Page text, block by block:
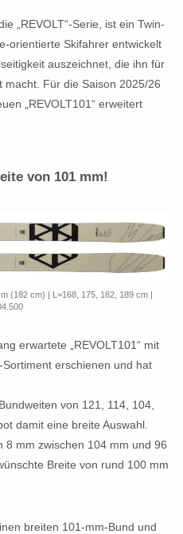
„REVOLT“-Serie, ist ein Twin-
orientierte Skifahrer entwickelt
auszeichnet, die ihn für
Für die Saison 2025/26
„REVOLT101“ erweitert
von 101 mm!
(182 cm) | L=168, 175, 182, 189 cm |
erwartete „REVOLT101“ mit
erschienen und hat
von 121, 114, 104,
damit eine breite Auswahl.
8 mm zwischen 104 mm und 96
Breite von rund 100 mm
breiten 101-mm-Bund und